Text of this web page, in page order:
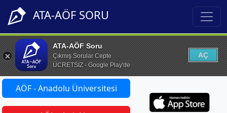
ATA-AÖF SORU
ATA-AÖF Soru
Çıkmış Sorular Cepte
ÜCRETSİZ - Google Play'de
AÇ
AÖF - Anadolu Üniversitesi